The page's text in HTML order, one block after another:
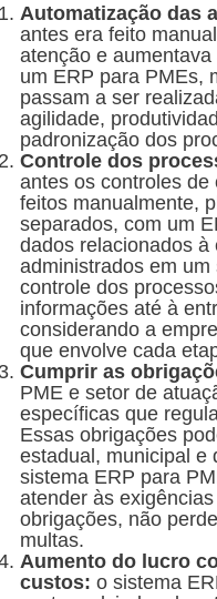
Automatização das
antes era feito
atenção e
um ERP para PMEs,
passam a ser
agilidade,
padronização dos
Controle dos
antes os controles de
feitos manualmente,
separados, com um
dados relacionados
administrados em
controle dos
informações até à
considerando a
que envolve cada
Cumprir as
PME e setor de
específicas que
Essas obrigações
estadual, municipal e
sistema ERP para
atender às
obrigações, não
multas.
Aumento do lucro
custos: o sistema